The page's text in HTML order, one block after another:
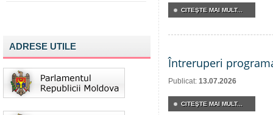
ADRESE UTILE
CITEŞTE MAI MULT...
Întreruperi
Publicat: 13.07.2026
CITEŞTE MAI MULT...